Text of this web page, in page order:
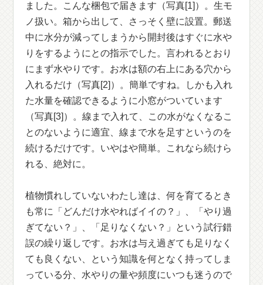
ました。こんな梱包で届きます（写真[1]）。生モ
ノ扱い。箱から出して、さっそく壁に設置。郵送
中に水分が減ってしまうから開封後はすぐに水や
りをするようにとの指示でした。言われるとおり
にまず水やりです。お水は額の右上にある穴から
入れるだけ（写真[2]）。簡単ですね。しかも入れ
た水量を確認できるように小窓がついています
（写真[3]）。線まで入れて、この水がなくなるこ
とのないように適宜、線まで水を足すというのを
続けるだけです。いやはや簡単。これなら続けら
れる、絶対に。
植物慣れしていないわたし達は、何を育てるとき
も常に「どんだけ水やればイイの？」、「やり過
ぎてない？」、「足りなくない？」という試行錯
誤の繰り返しです。お水は与え過ぎても足りなく
ても良くない、という知識を何となく持ってしま
っている分、水やりの量や頻度にいつも迷うので